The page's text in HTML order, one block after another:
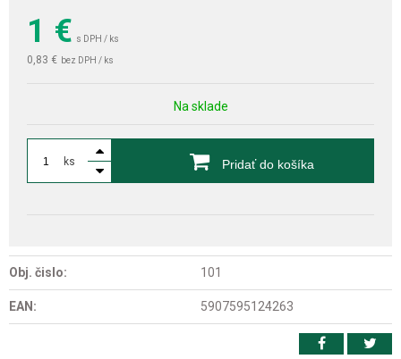
1 € s DPH / ks
0,83 € bez DPH / ks
Na sklade
ks Pridať do košíka
Obj. čislo: 101
EAN: 5907595124263